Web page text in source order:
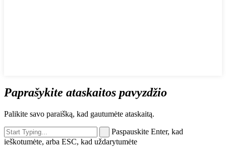
Paprašykite ataskaitos pavyzdžio
Palikite savo paraišką, kad gautumėte ataskaitą.
Paspauskite Enter, kad
ieškotumėte, arba ESC, kad uždarytumėte